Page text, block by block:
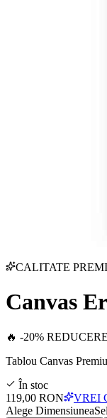
CALITATE
Canvas
🔥 -20% REDUCERE
Tablou Canvas
În stoc
119,00 RON
VREI
Alege Dimensiunea